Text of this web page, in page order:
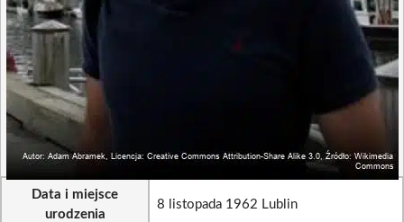
Data i miejsce
urodzenia
8 listopada 1962 Lublin